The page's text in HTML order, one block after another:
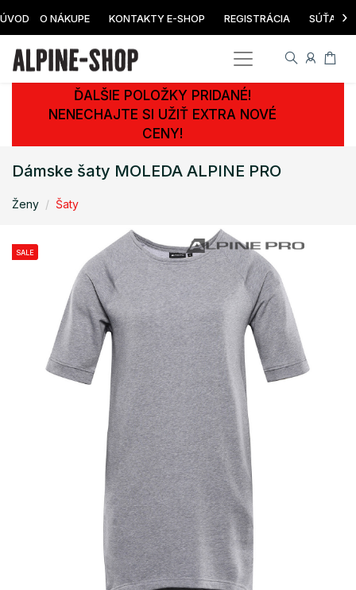
ÚVOD O NÁKUPE KONTAKTY E-SHOP REGISTRÁCIA SÚŤAŽ ›
ĎALŠIE POLOŽKY PRIDANÉ!
NENECHAJTE SI UŽIŤ EXTRA NOVÉ
CENY!
Dámske šaty MOLEDA ALPINE PRO
Ženy Šaty
SALE